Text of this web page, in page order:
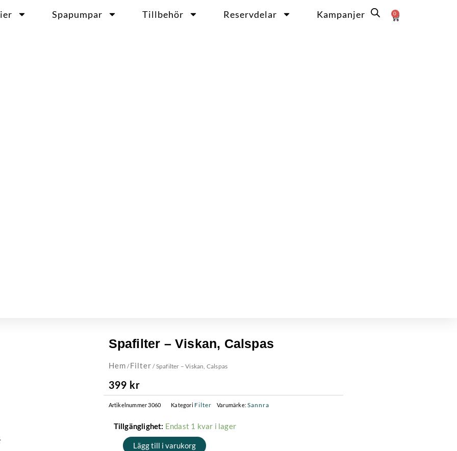
Spapumpar Tillbehör Reservdelar Kampanjer 0
Varukorg
Spafilter – Viskan, Calspas
Hem /Filter / Spafilter – Viskan, Calspas
399 kr
Artikelnummer3060 Kategori Filter Varumärke:Sannra
Tillgänglighet: Endast 1 kvar i lager
Spafilter
Viskan,Lägg till i varukorg